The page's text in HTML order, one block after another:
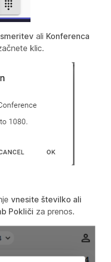
ali Konferenca
klic.
vnesite številko ali
Pokliči za prenos.